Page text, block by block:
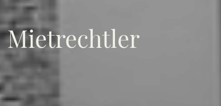
Mietrechtler